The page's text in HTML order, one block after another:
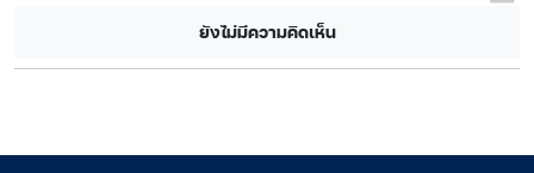
ยังไม่มีความคิดเห็น